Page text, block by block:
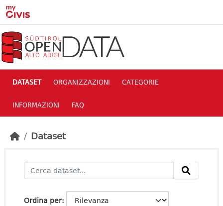
Skip to main content
DATASET ORGANIZZAZIONI CATEGORIE
INFORMAZIONI FAQ
Dataset
Ordina per